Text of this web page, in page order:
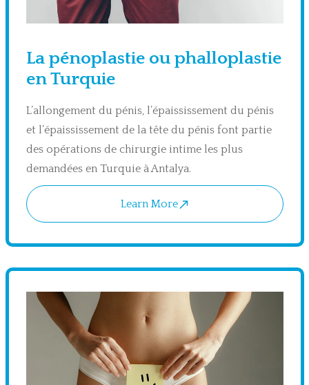
La pénoplastie ou phalloplastie
en Turquie
L’allongement du pénis, l’épaississement du pénis
et l’épaississement de la tête du pénis font partie
des opérations de chirurgie intime les plus
demandées en Turquie à Antalya.
Learn More